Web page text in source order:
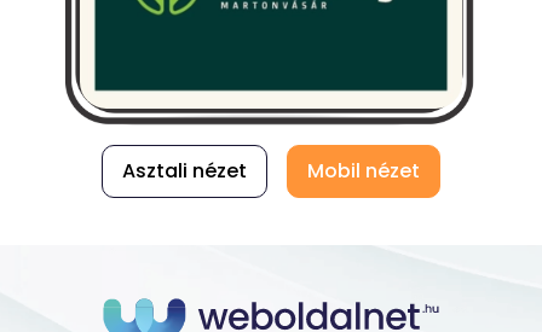
Asztali nézet Mobil nézet